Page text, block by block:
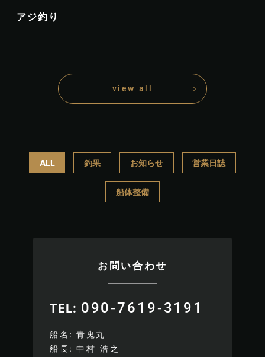
アジ釣り
view all
ALL 釣果 お知らせ 営業日誌
船体整備
お問い合わせ
TEL 090-7619-3191
船名
青鬼丸
船長
中村 浩之